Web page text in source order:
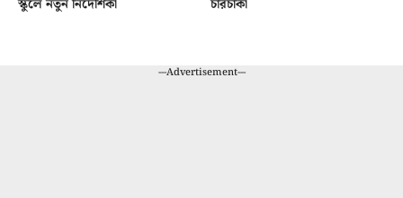
স্কুলে নতুন নির্দেশিকা চারচাকা
---Advertisement---